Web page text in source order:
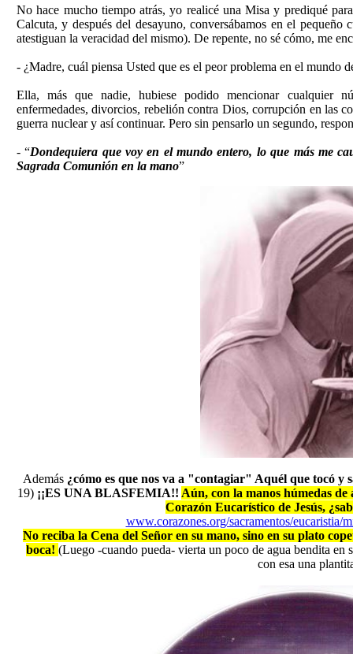
No hace mucho tiempo atrás, yo realicé una Misa y prediqué
Calcuta, y después del desayuno, conversábamos en el pequeño
atestiguan la veracidad del mismo). De repente, no sé cómo, me
- ¿Madre, cuál piensa Usted que es el peor problema en el mundo
Ella, más que nadie, hubiese podido mencionar cualquier
enfermedades, divorcios, rebelión contra Dios, corrupción en las
guerra nuclear y así continuar. Pero sin pensarlo un segundo,
- “Dondequiera que voy en el mundo entero, lo que más me
Sagrada Comunión en la mano”
Además ¿cómo es que nos va a "contagiar" Aquél que tocó y
19)¡¡ES UNA BLASFEMIA!! Aún, con la manos húmedas
Corazón Eucarístico de Jesús,
www.corazones.org/sacramentos/eucaristia/
No reciba la Cena del Señor en su mano, sino en su plato
boca! (Luego -cuando pueda- vierta un poco de agua bendita en
con esa una